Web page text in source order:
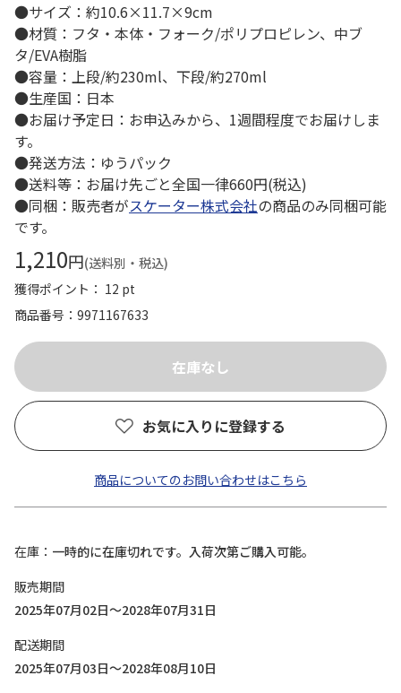
●サイズ：約10.6×11.7×9cm
●材質：フタ・本体・フォーク/ポリプロピレン、中ブ
タ/EVA樹脂
●容量：上段/約230ml、下段/約270ml
●生産国：日本
●お届け予定日：お申込みから、1週間程度でお届けしま
す。
●発送方法：ゆうパック
●送料等：お届け先ごと全国一律660円(税込)
●同梱：販売者がスケーター株式会社の商品のみ同梱可能
です。
1,210円(送料別・税込)
獲得ポイント： 12 pt
商品番号
9971167633
お気に入りに登録する
商品についてのお問い合わせはこちら
在庫
一時的に在庫切れです。入荷次第ご購入可能。
販売期間
2025年07月02日～2028年07月31日
配送期間
2025年07月03日～2028年08月10日